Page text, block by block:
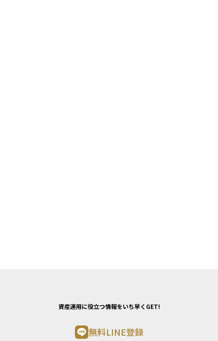
資産運用に役立つ情報をいち早くGET!
無料LINE登録